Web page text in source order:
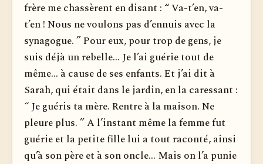
frère me chassèrent en disant : “ Va-t’en, va-
t’en ! Nous ne voulons pas d’ennuis avec la
synagogue. ” Pour eux, pour trop de gens, je
suis déjà un rebelle... Je l’ai guérie tout de
même... à cause de ses enfants. Et j’ai dit à
Sarah, qui était dans le jardin, en la caressant :
“ Je guéris ta mère. Rentre à la maison. Ne
pleure plus. ” A l’instant même la femme fut
guérie et la petite fille lui a tout raconté, ainsi
qu’à son père et à son oncle... Mais on l’a punie